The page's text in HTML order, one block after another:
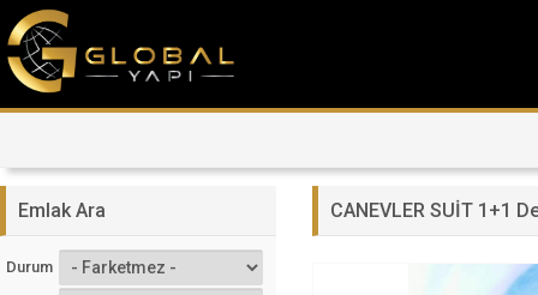
Emlak Ara
Durum
CANEVLER SUİT 1+1